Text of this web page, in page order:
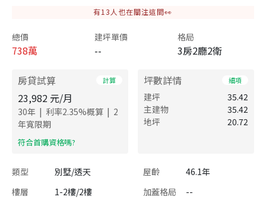
有13 人也在關注這間👀
總價
738萬
建坪單價
--
格局
3房2廳2衛
房貸試算 計算
23,982 元/月
30年 | 利率2.35%概算 | 2
年寬限期
​符合首購資格嗎?
坪數詳情 細項
建坪
35.42
主建物
35.42
地坪
20.72
類型 別墅/透天 屋齡
46.1年
樓層
1-2樓/2樓 加蓋格局
--